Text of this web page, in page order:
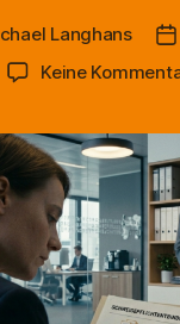
Langhans
Keine